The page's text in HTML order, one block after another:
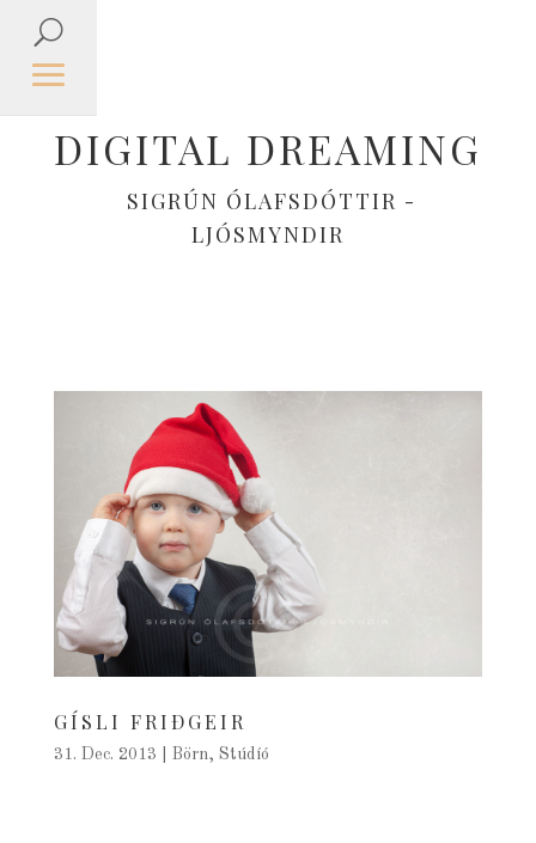
DIGITAL DREAMING
SIGRÚN ÓLAFSDÓTTIR -
LJÓSMYNDIR
GÍSLI FRIÐGEIR
31. Dec. 2013 Börn, Stúdíó